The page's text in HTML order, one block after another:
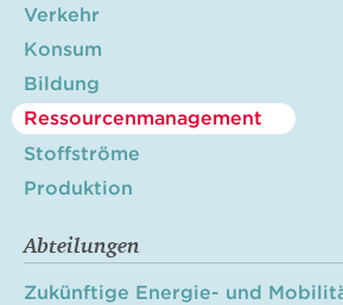
Verkehr
Konsum
Bildung
Ressourcenmanagement
Stoffströme
Produktion
Abteilungen
Zukünftige Energie- und